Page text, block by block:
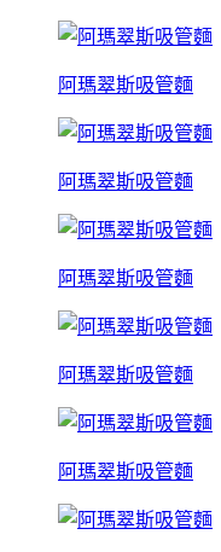
阿瑪翠斯吸管麵
阿瑪翠斯吸管麵
阿瑪翠斯吸管麵
阿瑪翠斯吸管麵
阿瑪翠斯吸管麵